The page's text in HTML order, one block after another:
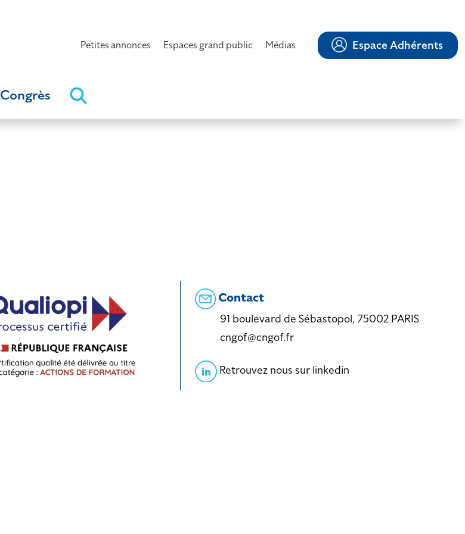
Petites annonces Espaces grand public Médias Espace Adhérents
Congrès
Contact
91 boulevard de Sébastopol, 75002 PARIS
cngof@cngof.fr
Retrouvez nous sur linkedin